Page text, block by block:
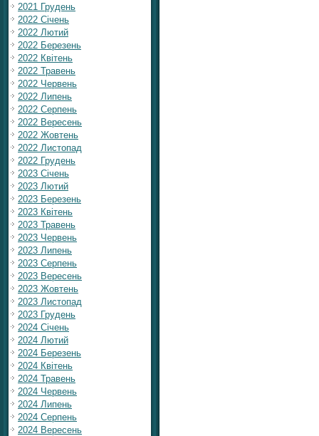
2021 Грудень
2022 Січень
2022 Лютий
2022 Березень
2022 Квітень
2022 Травень
2022 Червень
2022 Липень
2022 Серпень
2022 Вересень
2022 Жовтень
2022 Листопад
2022 Грудень
2023 Січень
2023 Лютий
2023 Березень
2023 Квітень
2023 Травень
2023 Червень
2023 Липень
2023 Серпень
2023 Вересень
2023 Жовтень
2023 Листопад
2023 Грудень
2024 Січень
2024 Лютий
2024 Березень
2024 Квітень
2024 Травень
2024 Червень
2024 Липень
2024 Серпень
2024 Вересень